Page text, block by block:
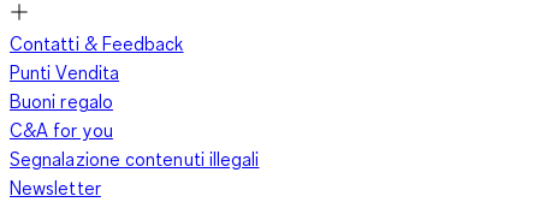
Contatti & Feedback
Punti Vendita
Buoni regalo
C&A for you
Segnalazione contenuti illegali
Newsletter